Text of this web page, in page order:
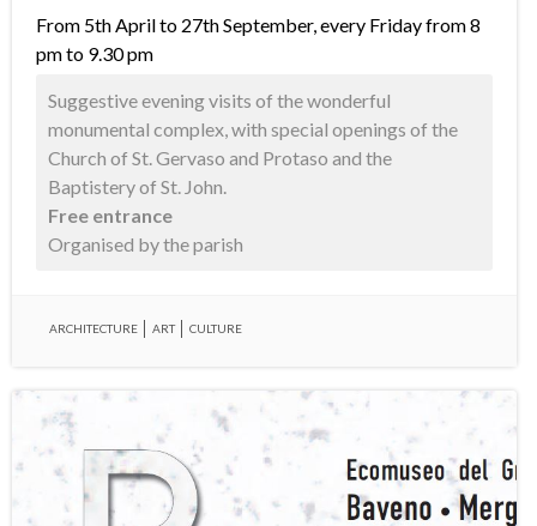
From 5th April to 27th September, every Friday from 8
pm to 9.30 pm
Suggestive evening visits of the wonderful
monumental complex, with special openings of the
Church of St. Gervaso and Protaso and the
Baptistery of St. John.
Free entrance
Organised by the parish
ARCHITECTURE ART CULTURE